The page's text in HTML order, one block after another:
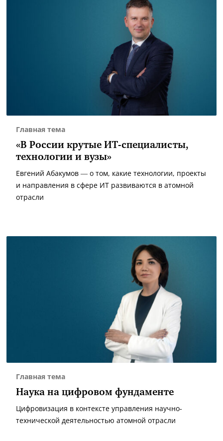
Главная тема
«В России крутые ИТ-специалисты,
технологии и вузы»
Евгений Абакумов — о том, какие технологии, проекты
и направления в сфере ИТ развиваются в атомной
отрасли
Главная тема
Наука на цифровом фундаменте
Цифровизация в контексте управления научно-
технической деятельностью атомной отрасли